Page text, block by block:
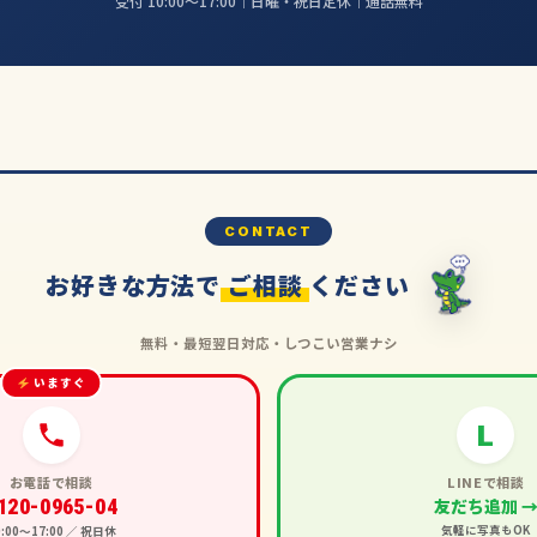
CONTACT
お好きな方法で ご相談 ください
無料・最短翌日対応・しつこい営業ナシ
いますぐ
お電話で相談
0965-04
〜17:00 ／ 祝日休
L
LINEで相談
友だち追加 →
気軽に写真もOK